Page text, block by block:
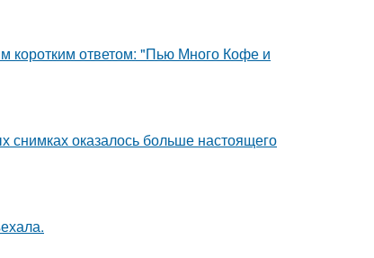
коротким ответом: "Пью Много Кофе и
оказалось больше настоящего